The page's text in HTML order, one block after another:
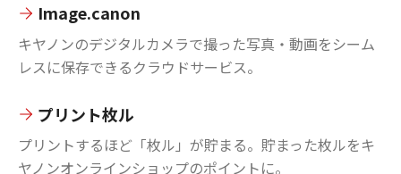
Image.canon
キヤノンのデジタルカメラで撮った写真・動画をシーム
レスに保存できるクラウドサービス。
プリント枚ル
プリントするほど「枚ル」が貯まる。貯まった枚ルをキ
ヤノンオンラインショップのポイントに。